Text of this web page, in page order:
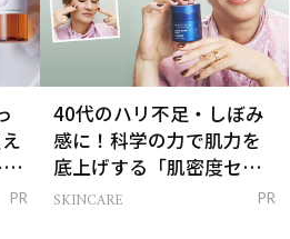
PR
40代のハリ不足・しぼみ
感に！科学の力で肌力を
底上げする「肌密度セラ
ム」
SKINCARE PR